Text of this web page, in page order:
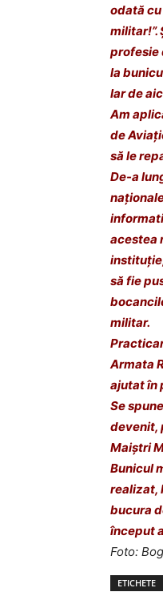
odată
militar!”.
profesie
la
Iar de
Am
de
să le
De-a
acestea
să fie
militar.
Armata
ajutat în
Se
devenit,
Maiștri
Bunicul
realizat,
bucura
început
Foto:
ETICHETE